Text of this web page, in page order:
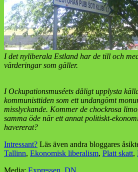
I det nyliberala Estland har de till och
värderingar som gäller.
I Ockupationsmuséets dåligt upplysta
kommunisttiden som ett undangömt
misslyckande. Kommer de chockrosa
samma öde när ett annat politiskt-
havererat?
Intressant? Läs även andra bloggares
Tallinn, Ekonomisk liberalism, Platt skatt,
Media: Expressen DN